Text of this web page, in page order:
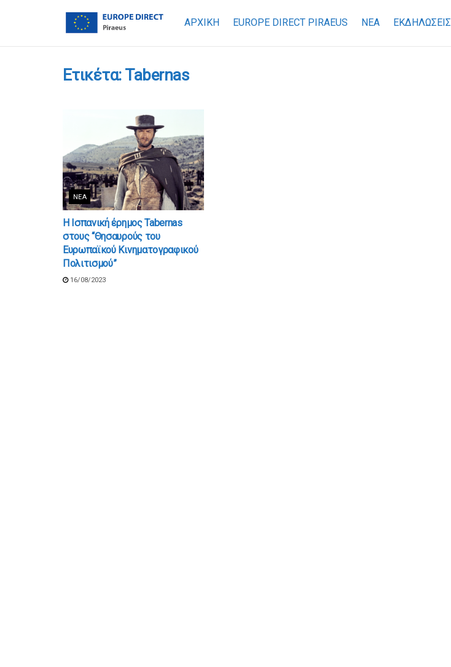
ΑΡΧΙΚΗ EUROPE DIRECT PIRAEUS ΝΕΑ ΕΚΔΗΛΩΣΕΙΣ
Ετικέτα: Tabernas
ΝΈΑ
Η Ισπανική έρημος Tabernas
στους “Θησαυρούς του
Ευρωπαϊκού Κινηματογραφικού
Πολιτισμού”
16/08/2023